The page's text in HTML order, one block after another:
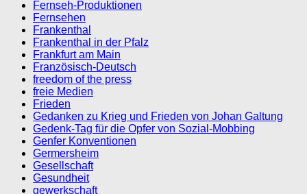
Fernseh-Produktionen
Fernsehen
Frankenthal
Frankenthal in der Pfalz
Frankfurt am Main
Französisch-Deutsch
freedom of the press
freie Medien
Frieden
Gedanken zu Krieg und Frieden von Johan Galtung
Gedenk-Tag für die Opfer von Sozial-Mobbing
Genfer Konventionen
Germersheim
Gesellschaft
Gesundheit
gewerkschaft